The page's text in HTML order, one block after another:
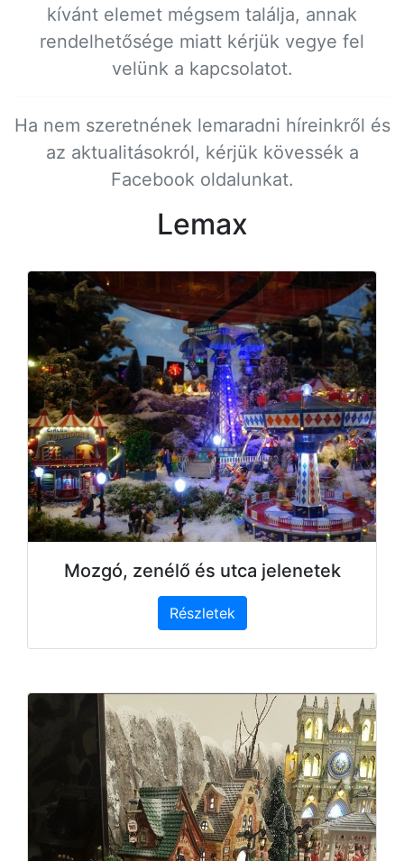
kívánt elemet mégsem találja, annak
rendelhetősége miatt kérjük vegye fel
velünk a kapcsolatot.
Ha nem szeretnének lemaradni híreinkről és
az aktualitásokról, kérjük kövessék a
Facebook oldalunkat.
Lemax
Mozgó, zenélő és utca jelenetek
Részletek